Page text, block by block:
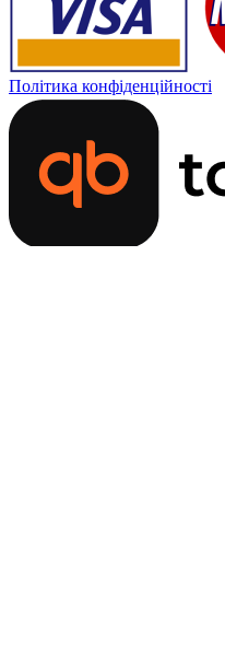
Політика конфіденційності